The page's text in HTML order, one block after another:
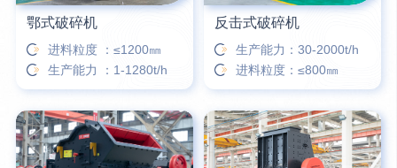
鄂式破碎机
进料粒度 ：≤1200㎜
生产能力 ：1-1280t/h
反击式破碎机
生产能力：30-2000t/h
进料粒度：≤800㎜